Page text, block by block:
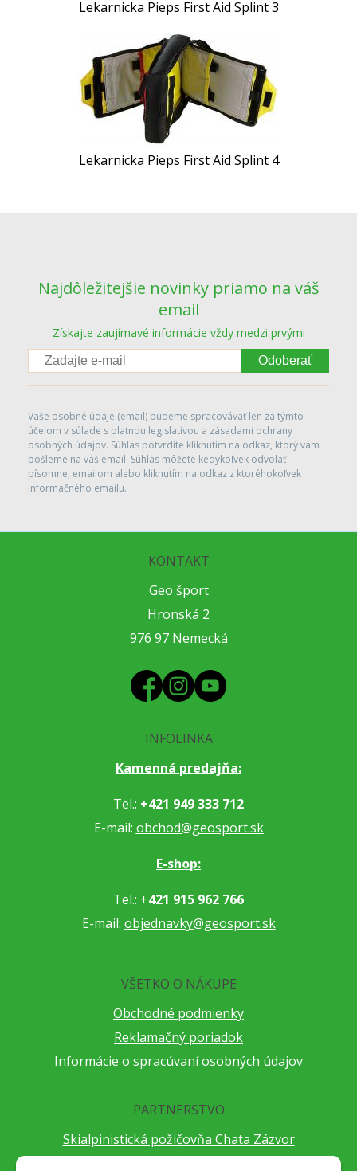
Lekarnicka Pieps First Aid Splint 3
Lekarnicka Pieps First Aid Splint 4
Najdôležitejšie novinky priamo na váš
email
Získajte zaujímavé informácie vždy medzi prvými
Odoberať
Vaše osobné údaje (email) budeme spracovávať len za týmto
účelom v súlade s platnou legislatívou a zásadami ochrany
osobných údajov. Súhlas potvrdíte kliknutím na odkaz, ktorý vám
pošleme na váš email. Súhlas môžete kedykoľvek odvolať
písomne, emailom alebo kliknutím na odkaz z ktoréhokoľvek
informačného emailu.
KONTAKT
Geo šport
Hronská 2
976 97 Nemecká
INFOLINKA
Kamenná predajňa:
Tel.: +421 949 333 712
E-mail: obchod@geosport.sk
E-shop:
Tel.: +421 915 962 766
E-mail: objednavky@geosport.sk
VŠETKO O NÁKUPE
Obchodné podmienky
Reklamačný poriadok
Informácie o spracúvaní osobných údajov
PARTNERSTVO
Skialpinistická požičovňa Chata Zázvor